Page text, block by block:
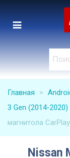
Главная >
3 Gen (2014-2020)
магнитола
Nissan